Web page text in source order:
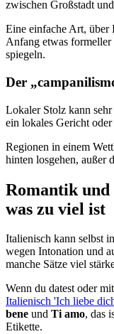
zwischen Großstadt
Eine einfache Art, über
Anfang etwas formeller
spiegeln.
Der
Lokaler Stolz kann
ein lokales Gericht
Regionen in einem
hinten losgehen, außer
Romantik und
was zu viel ist
Italienisch kann selbst
wegen Intonation und
manche Sätze viel
Wenn du datest oder
Italienisch 'Ich liebe
bene und Ti amo, das
Etikette.